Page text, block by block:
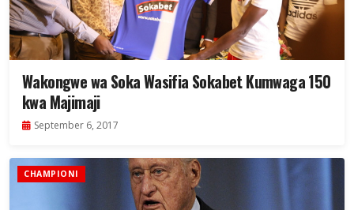
Wakongwe wa Soka Wasifia Sokabet Kumwaga 150
kwa Majimaji
September 6, 2017
CHAMPIONI